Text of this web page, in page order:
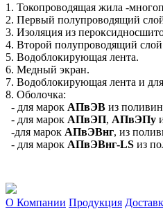
1. Токопроводящая жила -
2. Первый полупроводящий
3. Изоляция из
4. Второй полупроводящий слой
5. Водоблокирующая лента.
6. Медный экран.
7. Водоблокирующая лента и
8. Оболочка:
- для марок АПвЭВ из
- для марок АПвЭП, АПвЭПу
-для марок АПвЭВнг, из
- для марок АПвЭВнг-LS из
О Компании Продукция